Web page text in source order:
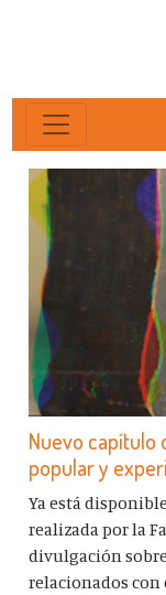
Nuevo capítulo
popular y
Ya está
realizada por la
divulgación
relacionados con